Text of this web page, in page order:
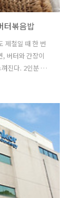
터볶음밥
제철일 때 한 번
, 버터와 간장이
진다. 2인분 필
) 선택 재료 >
버터볶음밥 만들
어 살을 분리한
은 떼어두고,
당근은 곱게 다